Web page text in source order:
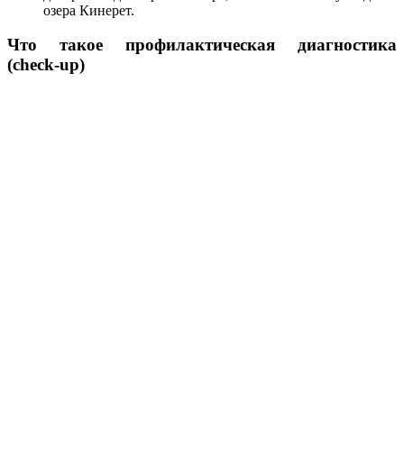
озера Кинерет.
Что такое профилактическая диагностика
(check-up)